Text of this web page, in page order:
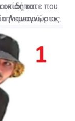
και
Λεμεσού, στις
οτιδήποτε που
αναγνώρισή
στο
Πολίτη στον